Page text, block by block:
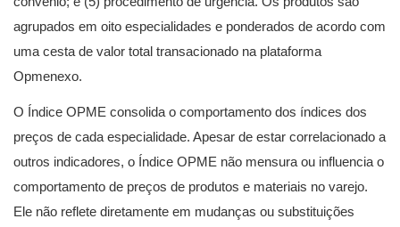
agrupados em oito especialidades e ponderados de acordo com
uma cesta de valor total transacionado na plataforma
Opmenexo.
O Índice OPME consolida o comportamento dos índices dos
preços de cada especialidade. Apesar de estar correlacionado a
outros indicadores, o Índice OPME não mensura ou influencia o
comportamento de preços de produtos e materiais no varejo.
Ele não reflete diretamente em mudanças ou substituições